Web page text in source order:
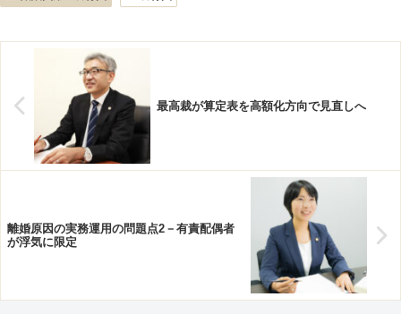
最高裁が算定表を高額化方向で見直しへ
離婚原因の実務運用の問題点2－有責配偶者
が浮気に限定